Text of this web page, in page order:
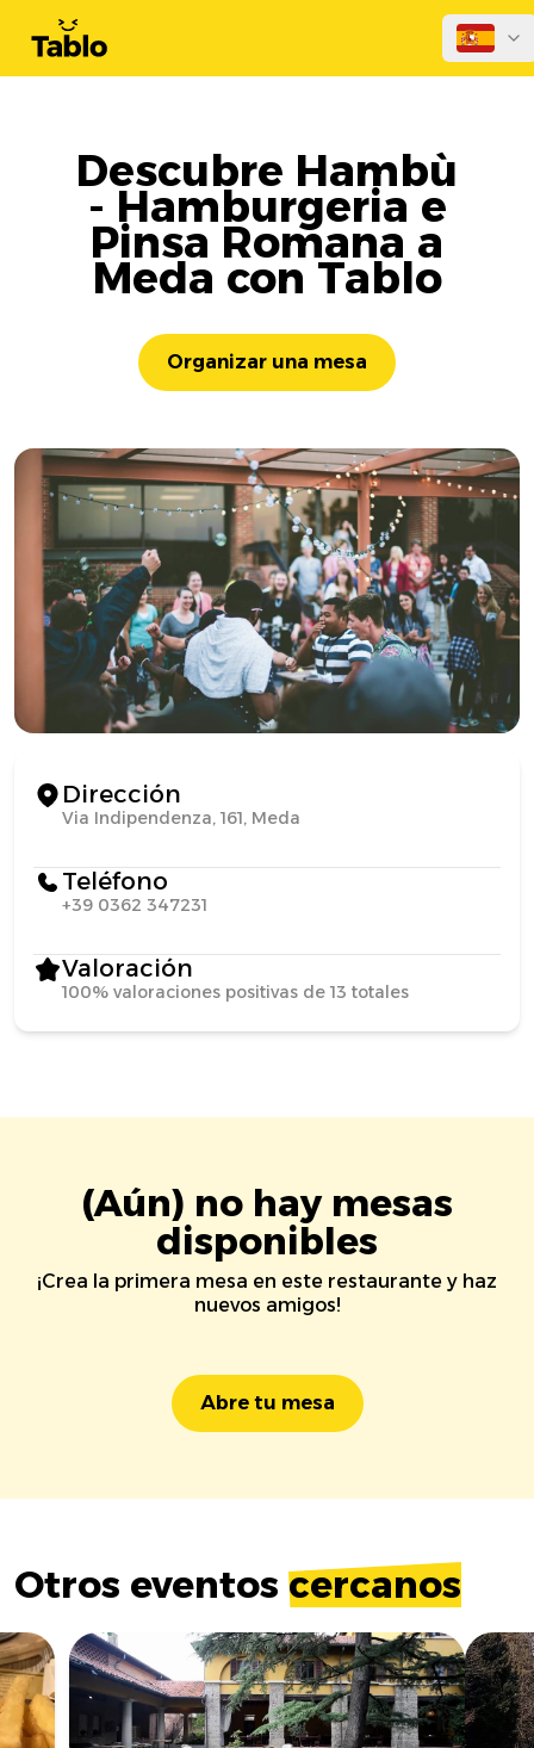
Descubre Hambù
- Hamburgeria e
Pinsa Romana a
Meda con Tablo
Organizar una mesa
Dirección
Via Indipendenza, 161, Meda
Teléfono
+39 0362 347231
Valoración
100% valoraciones positivas de 13 totales
(Aún) no hay mesas
disponibles
¡Crea la primera mesa en este restaurante y haz
nuevos amigos!
Abre tu mesa
Otros eventos cercanos